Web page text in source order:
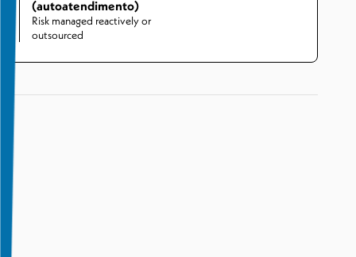
(autoatendimento)
Risk managed reactively or
outsourced